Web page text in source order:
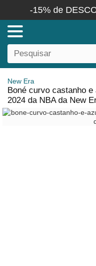
-15% de
New Era
Boné curvo castanho
2024 da NBA da New